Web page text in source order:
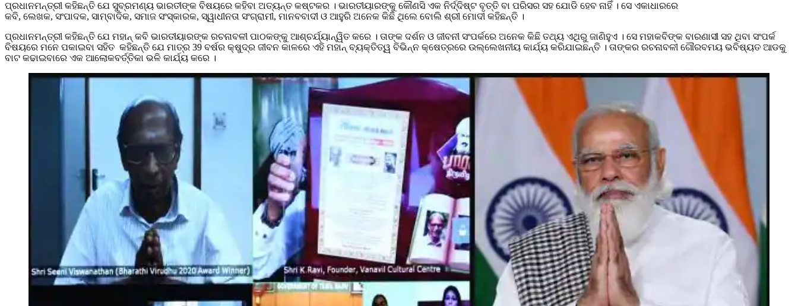
ପ୍ରଧାନମନ୍ତ୍ରୀ କହିଛନ୍ତି ଯେ ସୁବ୍ରମଣ୍ୟ ଭାରତୀଙ୍କ ବିଷୟରେ କହିବା ଅତ୍ୟନ୍ତ କଷ୍ଟକର । ଭାରତୀୟାରଙ୍କୁ କୌଣସି ଏକ ନିର୍ଦ୍ଦିଷ୍ଟ ବୃତ୍ତି ବା ପରିସର ସହ ଯୋଡି ହେବ ନାହିଁ । ସେ ଏକାଧାରରେ
କବି, ଲେଖକ, ସଂପାଦକ, ସାମ୍ବାଦିକ, ସମାଜ ସଂସ୍କାରକ, ସ୍ୱାଧୀନତା ସଂଗ୍ରାମୀ, ମାନବବାଦୀ ଓ ଆହୁରି ଅନେକ କିଛି ଥିଲେ ବୋଲି ଶ୍ରୀ ମୋଦୀ କହିଛନ୍ତି ।
ପ୍ରଧାନମନ୍ତ୍ରୀ କହିଛନ୍ତି ଯେ ମହାନ୍‌ କବି ଭାରତୀୟାରଙ୍କ ରଚନାବଳୀ ପାଠକଙ୍କୁ ଆଶ୍ଚର୍ଯ୍ୟାନ୍ୱିତ କରେ । ତାଙ୍କ ଦର୍ଶନ ଓ ଜୀବନୀ ସଂପର୍କରେ ଅନେକ କିଛି ତଥ୍ୟ ଏଥିରୁ ଜାଣିହୁଏ । ସେ ମହାକବିଙ୍କ ବାରଣାସୀ ସହ ଥିବା ସଂପର୍କ
ବିଷୟରେ ମନେ ପକାଇବା ସହିତ କହିଛନ୍ତି ଯେ ମାତ୍ର 39 ବର୍ଷର କ୍ଷୁଦ୍ର ଜୀବନ କାଳରେ ଏହି ମହାନ୍‌ ବ୍ୟକ୍ତିତ୍ୱ ବିଭିନ୍ନ କ୍ଷେତ୍ରରେ ଉଲ୍ଲେଖନୀୟ କାର୍ଯ୍ୟ କରିଯାଇଛନ୍ତି । ତାଙ୍କର ରଚନାବଳୀ ଗୌରବମୟ ଭବିଷ୍ୟତ ଆଡକୁ
ବାଟ କଢାଇବାରେ ଏକ ଆଲୋକବର୍ତ୍ତିକା ଭଳି କାର୍ଯ୍ୟ କରେ ।